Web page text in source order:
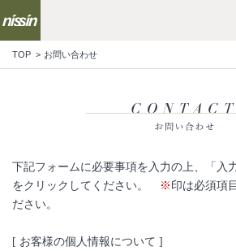
TOP お問い合わせ
下記フォームに必要事項を入力の上、「入
をクリックしてください。
※ 印は必須項
ださい。
[ お客様の個人情報について ]